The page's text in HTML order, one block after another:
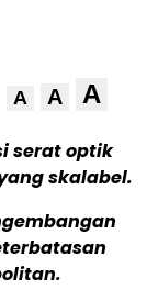
A A A
serat optik
skalabel.